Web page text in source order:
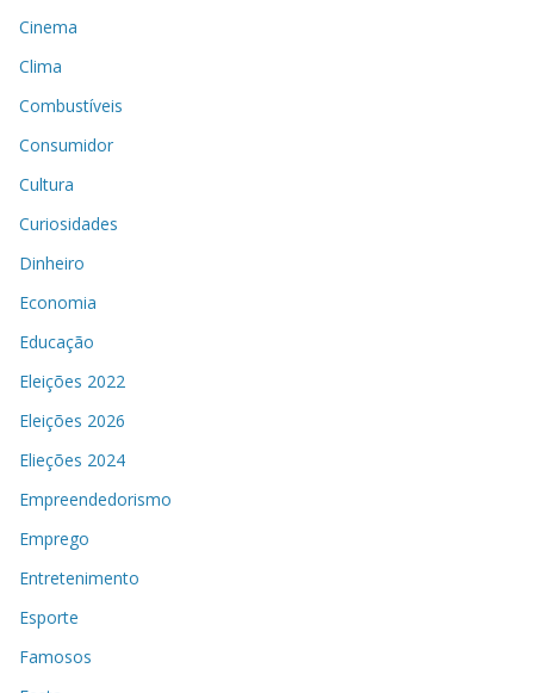
Cinema
Clima
Combustíveis
Consumidor
Cultura
Curiosidades
Dinheiro
Economia
Educação
Eleições 2022
Eleições 2026
Elieções 2024
Empreendedorismo
Emprego
Entretenimento
Esporte
Famosos